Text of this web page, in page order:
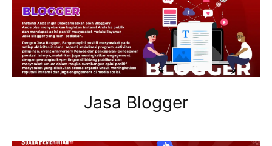
Jasa Blogger